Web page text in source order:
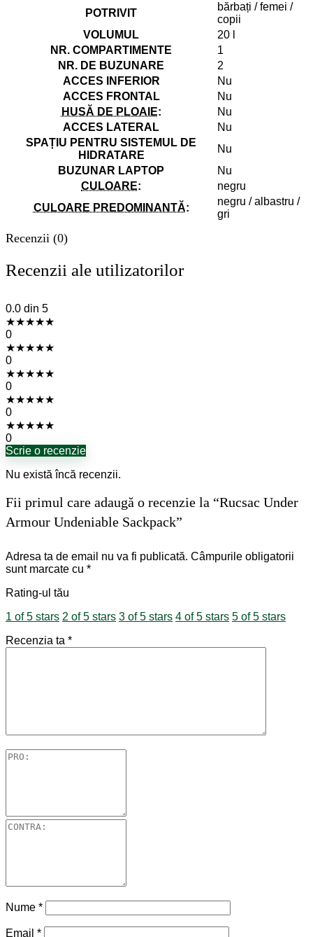
POTRIVIT
bărbați / femei /
copii
VOLUMUL
20 l
NR. COMPARTIMENTE
1
NR. DE BUZUNARE
2
ACCES INFERIOR
Nu
ACCES FRONTAL
Nu
HUSĂ DE PLOAIE:
Nu
ACCES LATERAL
Nu
SPAȚIU PENTRU SISTEMUL DE
HIDRATARE
Nu
BUZUNAR LAPTOP
Nu
CULOARE:
negru
CULOARE PREDOMINANTĂ:
negru / albastru /
gri
Recenzii (0)
Recenzii ale utilizatorilor
0.0 din 5
★★★★★
0
★★★★★
0
★★★★★
0
★★★★★
0
★★★★★
0
Scrie o recenzie
Nu există încă recenzii.
Fii primul care adaugă o recenzie la “Rucsac Under
Armour Undeniable Sackpack”
Adresa ta de email nu va fi publicată. Câmpurile obligatorii
sunt marcate cu *
Rating-ul tău
1 of 5 stars 2 of 5 stars 3 of 5 stars 4 of 5 stars 5 of 5 stars
Recenzia ta *
Nume *
Email *